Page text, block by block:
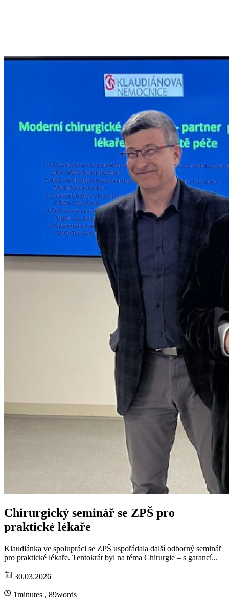
Chirurgický seminář se ZPŠ pro
praktické lékaře
Klaudiánka ve spolupráci se ZPŠ uspořádala další odborný seminář
pro praktické lékaře. Tentokrát byl na téma Chirurgie – s garancí...
30.03.2026
1minutes , 89words